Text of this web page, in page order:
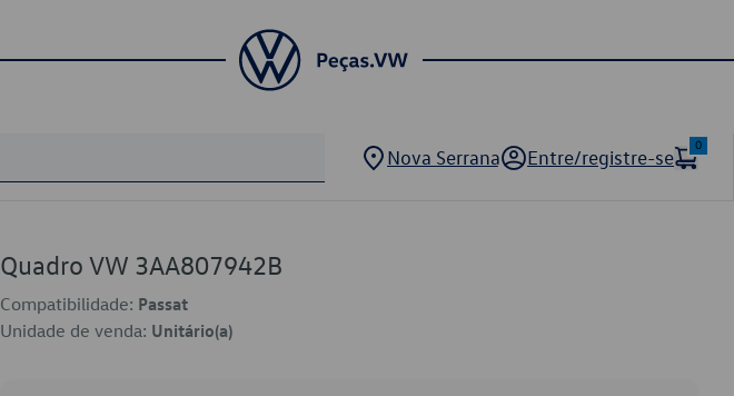
Nova Serrana Entre/registre-se
0
Quadro VW 3AA807942B
Compatibilidade: Passat
Unidade de venda: Unitário(a)